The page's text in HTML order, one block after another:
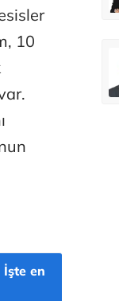
10
İşte en